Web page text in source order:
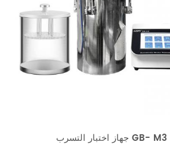
جهاز اختبار التسرب GB- M3